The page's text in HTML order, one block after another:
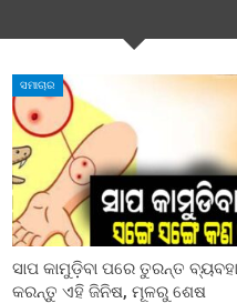
ସମାଚାର
ସାପ କାମୁଡ଼ିବା ପରେ ତୁରନ୍ତ
କରନ୍ତୁ ଏହି ଜିନିଷ, ମୂଳରୁ ଶେଷ